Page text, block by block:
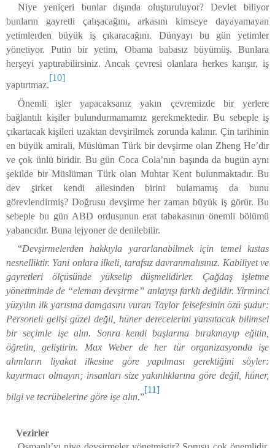
Niye yeniçeri bunlar dışında oluşturuluyor? Devlet biliyor
bunların gayretli çalışacağını, arkasını kimseye dayayamayan
yetimlerden büyük iş çıkaracağını. Dünyayı bu gün yetimler
yönetiyor. Putin bir yetim, Obama babasız büyümüş. Bunlara
herşeyi yaptırabilirsiniz. Ancak çevresi olanlara herkes karışır, iş
yaptırtmaz.
[10]
Önemli işler yapacaksanız yakın çevremizde bir yerlere
bağlantılı kişiler bulundurmamamız gerekmektedir. Bu sebeple iş
çıkartacak kişileri uzaktan devşirilmek zorunda kalınır. Çin tarihinin
en büyük amirali, Müslüman Türk bir devşirme olan Zheng He’dir
ve çok ünlü biridir. Bu gün Coca Cola’nın başında da bugün aynı
şekilde bir Müslüman Türk olan Muhtar Kent bulunmaktadır. Bu
dev şirket kendi ailesinden birini bulamamış da bunu
görevlendirmiş? Doğrusu devşirme her zaman büyük iş görür. Bu
sebeple bu gün ABD ordusunun erat tabakasının önemli bölümü
yabancıdır. Buna lejyoner de denilebilir.
“Devşirmelerden hakkıyla yararlanabilmek için temel kıstas
nesnelliktir. Yani onlara ilkeli, tarafsız davranmalısınız. Kabiliyet ve
gayretleri ölçüsünde yükselip düşmelidirler. Çağdaş işletme
yönetiminde de “eleman devşirme” anlayışı farklı değildir. Yirminci
yüzyılın ilk yarısına damgasını vuran Taylor felsefesinin özü şudur:
Personeli gelişi güzel değil, hüner derecelerini yansıtacak bilimsel
bir seçimle işe alın. Sonra kendi başlarına bırakmayıp eğitin,
öğretin, geliştirin. Max Weber de her tür organizasyonda işe
alımların liyakat ilkesine göre yapılması gerektiğini söyler:
kayırmacı olmayın; insanları size yakınlıklarına göre değil, hüner,
bilgi ve tecrübelerine göre işe alın.”
[11]
Vezirler